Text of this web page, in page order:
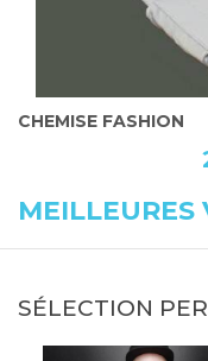
CHEMISE FASHION
MEILLEURES
SÉLECTION